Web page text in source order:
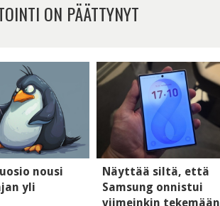
ON PÄÄTTYNYT
nousi
yli
Näyttää siltä, että
Samsung onnistui
viimeinkin tekemään